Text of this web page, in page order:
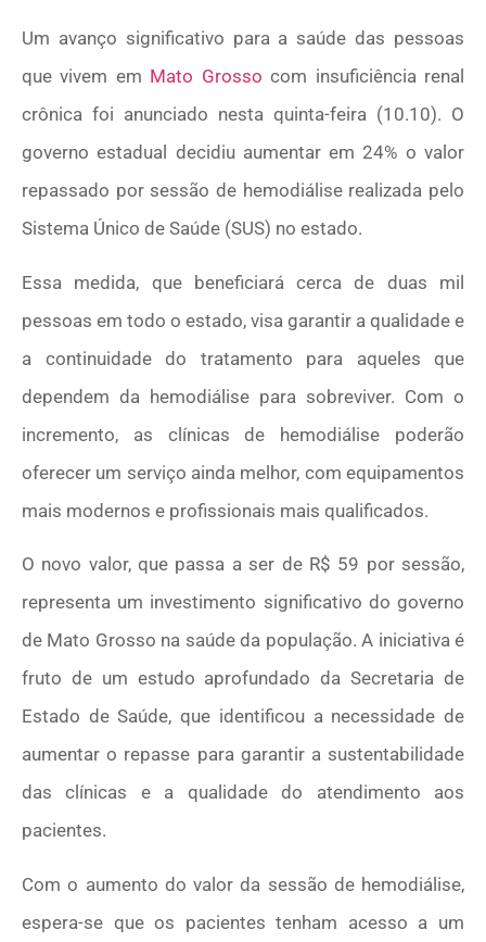
Um avanço significativo para a saúde das pessoas
que vivem em Mato Grosso com insuficiência renal
crônica foi anunciado nesta quinta-feira (10.10). O
governo estadual decidiu aumentar em 24% o valor
repassado por sessão de hemodiálise realizada pelo
Sistema Único de Saúde (SUS) no estado.
Essa medida, que beneficiará cerca de duas mil
pessoas em todo o estado, visa garantir a qualidade e
a continuidade do tratamento para aqueles que
dependem da hemodiálise para sobreviver. Com o
incremento, as clínicas de hemodiálise poderão
oferecer um serviço ainda melhor, com equipamentos
mais modernos e profissionais mais qualificados.
O novo valor, que passa a ser de R$ 59 por sessão,
representa um investimento significativo do governo
de Mato Grosso na saúde da população. A iniciativa é
fruto de um estudo aprofundado da Secretaria de
Estado de Saúde, que identificou a necessidade de
aumentar o repasse para garantir a sustentabilidade
das clínicas e a qualidade do atendimento aos
pacientes.
Com o aumento do valor da sessão de hemodiálise,
espera-se que os pacientes tenham acesso a um